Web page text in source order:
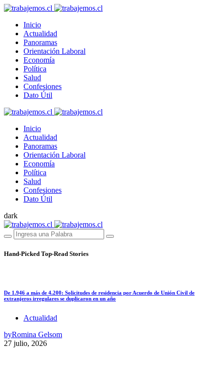
Inicio
Actualidad
Panoramas
Orientación Laboral
Economía
Política
Salud
Confesiones
Dato Útil
Inicio
Actualidad
Panoramas
Orientación Laboral
Economía
Política
Salud
Confesiones
Dato Útil
dark
Hand-Picked Top-Read Stories
De 1.946 a más de 4.200: Solicitudes de residencia por Acuerdo de Unión Civil de
extranjeros irregulares se duplicaron en un año
Actualidad
byRomina Gelsom
27 julio, 2026